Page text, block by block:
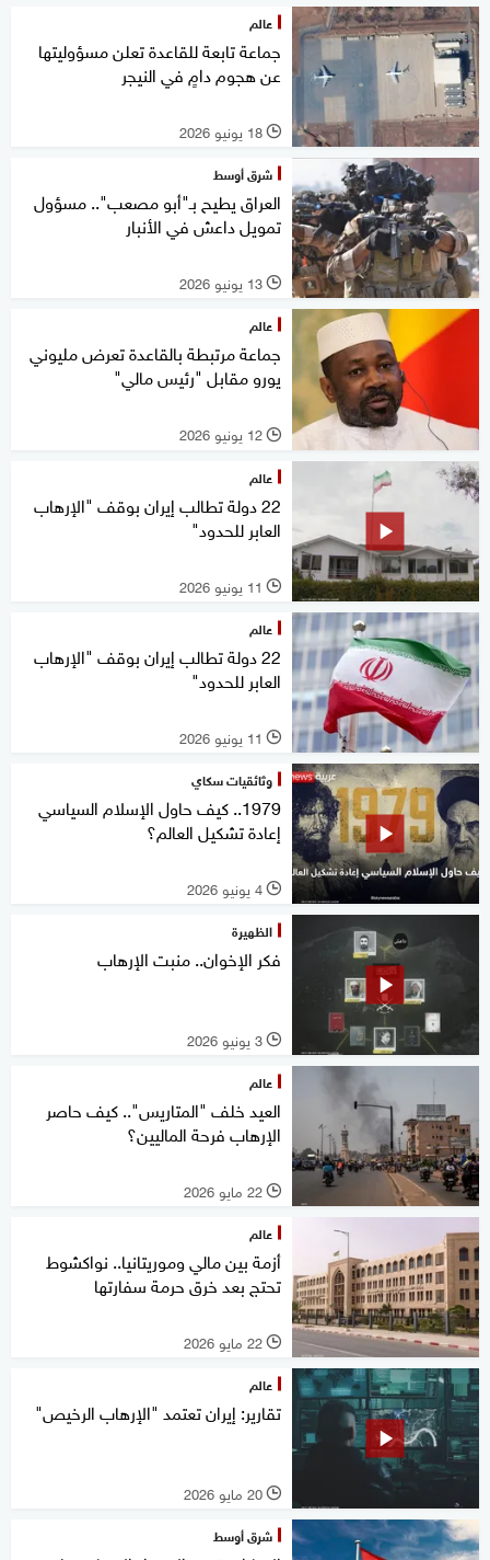
عالم
جماعة تابعة للقاعدة تعلن مسؤوليتها
عن هجوم دامٍ في النيجر
l 18 يونيو 2026
شرق أوسط
العراق يطيح بـ"أبو مصعب".. مسؤول
تمويل داعش في الأنبار
l 13 يونيو 2026
عالم
جماعة مرتبطة بالقاعدة تعرض مليوني
يورو مقابل "رئيس مالي"
l 12 يونيو 2026
عالم
22 دولة تطالب إيران بوقف "الإرهاب
العابر للحدود"
l 11 يونيو 2026
عالم
22 دولة تطالب إيران بوقف "الإرهاب
العابر للحدود"
l 11 يونيو 2026
وثائقيات سكاي
1979.. كيف حاول الإسلام السياسي
إعادة تشكيل العالم؟
l 4 يونيو 2026
الظهيرة
فكر الإخوان.. منبت الإرهاب
l 3 يونيو 2026
عالم
العيد خلف "المتاريس".. كيف حاصر
الإرهاب فرحة الماليين؟
l 22 مايو 2026
عالم
أزمة بين مالي وموريتانيا.. نواكشوط
تحتج بعد خرق حرمة سفارتها
l 22 مايو 2026
عالم
تقارير: إيران تعتمد "الإرهاب الرخيص"
l 20 مايو 2026
شرق أوسط